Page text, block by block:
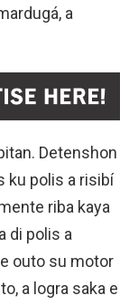
a
Detenshon
ku polis a risibí
riba kaya
di polis a
outo su motor
a logra saka e